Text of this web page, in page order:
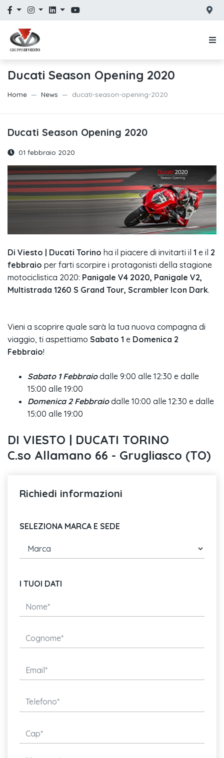
Ducati Season Opening 2020
Home News ducati-season-opening-2020
Ducati Season Opening 2020
01 febbraio 2020
Di Viesto | Ducati Torino ha il piacere di invitarti il 1 e il 2
febbraio per farti scorpire i protagonisti della stagione
motociclistica 2020: Panigale V4 2020, Panigale V2,
Multistrada 1260 S Grand Tour, Scrambler Icon Dark.
Vieni a scoprire quale sarà la tua nuova compagna di
viaggio, ti aspettiamo Sabato 1 e Domenica 2
Febbraio!
Sabato 1 Febbraiodalle 9:00 alle 12:30 e dalle
15:00 alle 19:00
Domenica 2 Febbraiodalle 10:00 alle 12:30 e dalle
15:00 alle 19:00
DI VIESTO | DUCATI TORINO
C.so Allamano 66 - Grugliasco (TO)
Richiedi informazioni
SELEZIONA MARCA E SEDE
I TUOI DATI